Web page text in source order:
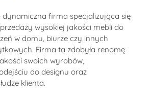
dynamiczna firma specjalizująca się
wysokiej jakości mebli do
w domu, biurze czy innych
Firma ta zdobyła renomę
swoich wyrobów,
do designu oraz
klienta.